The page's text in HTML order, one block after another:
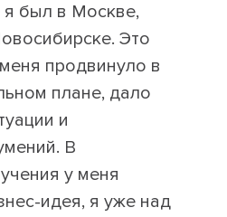
я был в Москве,
Это
продвинуло в
плане, дало
и
В
у меня
идея, я уже над